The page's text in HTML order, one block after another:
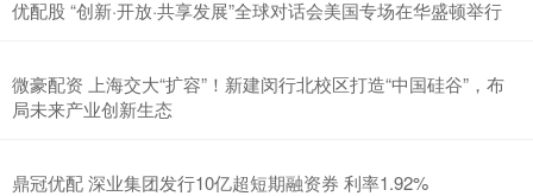
优配股 “创新·开放·共享发展”全球对话会美国专场在华盛顿举行
微豪配资 上海交大“扩容”！新建闵行北校区打造“中国硅谷”，布
局未来产业创新生态
鼎冠优配 深业集团发行10亿超短期融资券 利率1.92%